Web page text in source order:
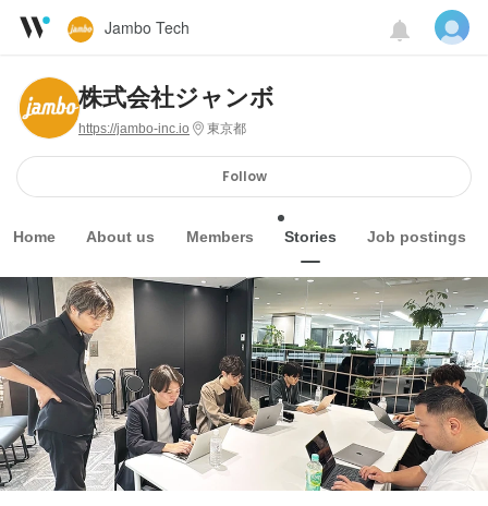
Jambo Tech
株式会社ジャンボ
https://jambo-inc.io 東京都
Follow
Home About us Members Stories Job postings